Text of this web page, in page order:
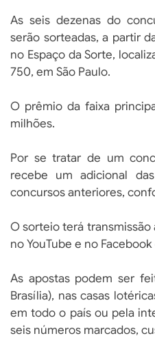
As seis dezenas do
serão sorteadas, a partir
no Espaço da Sorte,
750, em São Paulo.
O prêmio da faixa
milhões.
Por se tratar de um
recebe um adicional
concursos anteriores,
O sorteio terá transmissão
no YouTube e no
As apostas podem ser
Brasília), nas casas
em todo o país ou pela
seis números marcados,